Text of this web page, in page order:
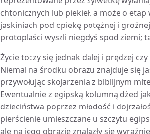
chtonicznych lub piekieł, a może o
jaskiniach pod opiekę potężnej i
protoplaści wyszli niegdyś spod ziemi;
Życie toczy się jednak dalej i prędzej
Niemal na środku obrazu znajduje się
przywołując skojarzenia z biblijnym
Ewentualnie z egipską kolumną dżed
dzieciństwa poprzez młodość i
pierścienie umieszczane u szczytu
ale na jego obrazie znalazły się